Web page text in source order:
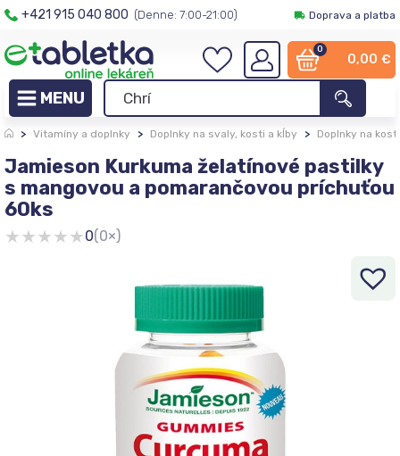
+421 915 040 800 (Denne: 7:00-21:00) Doprava a platba
0
0,00 €
> Vitamíny a doplnky > Doplnky na svaly, kosti a kĺby > Doplnky na
Jamieson Kurkuma želatínové pastilky
s mangovou a pomarančovou príchuťou
60ks
★★★★★0(0×)